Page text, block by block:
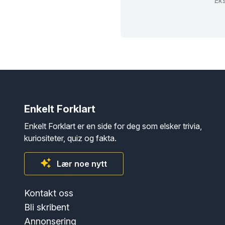
Enkelt Forklart
Enkelt Forklart er en side for deg som elsker trivia,
kuriositeter, quiz og fakta.
Lær noe nytt
Kontakt oss
Bli skribent
Annonsering